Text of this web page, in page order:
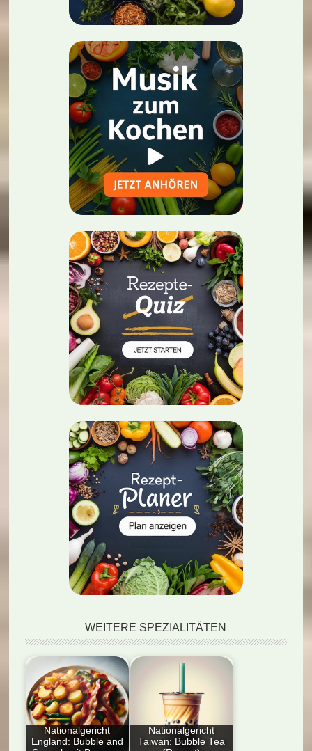
WEITERE SPEZIALITÄTEN
Nationalgericht
England: Bubble and
Nationalgericht
Taiwan: Bubble Tea